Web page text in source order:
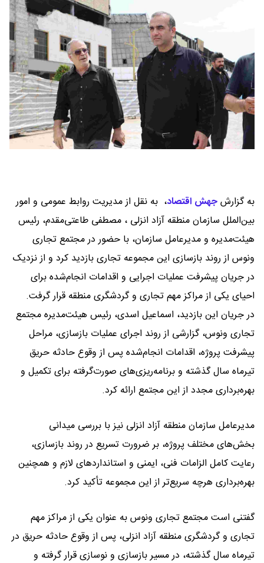
به گزارشجهش اقتصاد، به نقل از مدیریت روابط عمومی و امور
بین‌الملل سازمان منطقه آزاد انزلی ، مصطفی طاعتی‌مقدم، رئیس
هیئت‌مدیره و مدیرعامل سازمان، با حضور در مجتمع تجاری
ونوس از روند بازسازی این مجموعه تجاری بازدید کرد و از نزدیک
در جریان پیشرفت عملیات اجرایی و اقدامات انجام‌شده برای
احیای یکی از مراکز مهم تجاری و گردشگری منطقه قرار گرفت.
در جریان این بازدید، اسماعیل اسدی، رئیس هیئت‌مدیره مجتمع
تجاری ونوس، گزارشی از روند اجرای عملیات بازسازی، مراحل
پیشرفت پروژه، اقدامات انجام‌شده پس از وقوع حادثه حریق
تیرماه سال گذشته و برنامه‌ریزی‌های صورت‌گرفته برای تکمیل و
بهره‌برداری مجدد از این مجتمع ارائه کرد.
مدیرعامل سازمان منطقه آزاد انزلی نیز با بررسی میدانی
بخش‌های مختلف پروژه، بر ضرورت تسریع در روند بازسازی،
رعایت کامل الزامات فنی، ایمنی و استانداردهای لازم و همچنین
بهره‌برداری هرچه سریع‌تر از این مجموعه تأکید کرد.
گفتنی است مجتمع تجاری ونوس به عنوان یکی از مراکز مهم
تجاری و گردشگری منطقه آزاد انزلی، پس از وقوع حادثه حریق در
تیرماه سال گذشته، در مسیر بازسازی و نوسازی قرار گرفته و